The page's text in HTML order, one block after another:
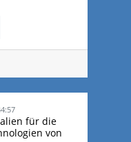
für die
von